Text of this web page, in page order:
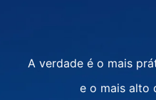
A verdade é o mais
e o mais alto